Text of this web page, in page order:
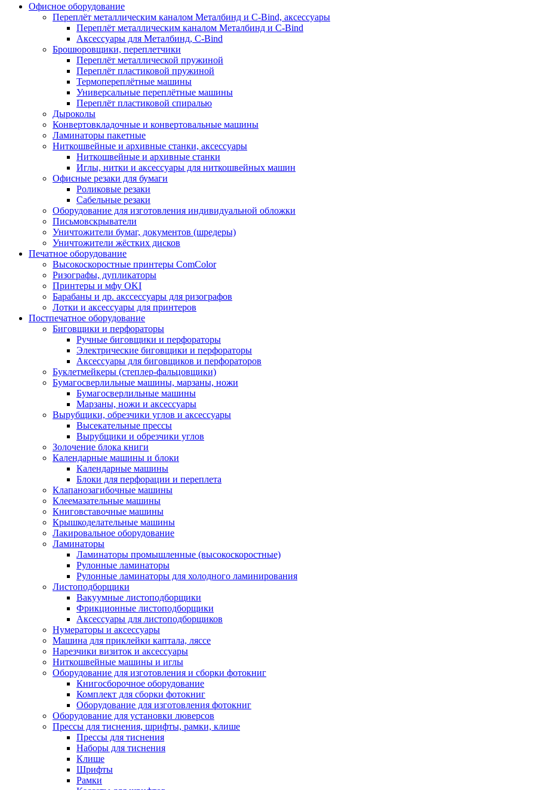
Офисное оборудование
Переплёт металлическим каналом Металбинд и C-Bind, аксессуары
Переплёт металлическим каналом Металбинд и C-Bind
Аксессуары для Металбинд, C-Bind
Брошюровщики, переплетчики
Переплёт металлической пружиной
Переплёт пластиковой пружиной
Термопереплётные машины
Универсальные переплётные машины
Переплёт пластиковой спиралью
Дыроколы
Конвертовкладочные и конвертовальные машины
Ламинаторы пакетные
Ниткошвейные и архивные станки, аксессуары
Ниткошвейные и архивные станки
Иглы, нитки и аксессуары для ниткошвейных машин
Офисные резаки для бумаги
Роликовые резаки
Сабельные резаки
Оборудование для изготовления индивидуальной обложки
Письмовскрыватели
Уничтожители бумаг, документов (шредеры)
Уничтожители жёстких дисков
Печатное оборудование
Высокоскоростные принтеры ComColor
Ризографы, дупликаторы
Принтеры и мфу OKI
Барабаны и др. акссессуары для ризографов
Лотки и аксессуары для принтеров
Постпечатное оборудование
Биговщики и перфораторы
Ручные биговщики и перфораторы
Электрические биговщики и перфораторы
Аксессуары для биговщиков и перфораторов
Буклетмейкеры (степлер-фальцовщики)
Бумагосверлильные машины, марзаны, ножи
Бумагосверлильные машины
Марзаны, ножи и аксессуары
Вырубщики, обрезчики углов и аксессуары
Высекательные прессы
Вырубщики и обрезчики углов
Золочение блока книги
Календарные машины и блоки
Календарные машины
Блоки для перфорации и переплета
Клапанозагибочные машины
Клеемазательные машины
Книговставочные машины
Крышкоделательные машины
Лакировальное оборудование
Ламинаторы
Ламинаторы промышленные (высокоскоростные)
Рулонные ламинаторы
Рулонные ламинаторы для холодного ламинирования
Листоподборщики
Вакуумные листоподборщики
Фрикционные листоподборщики
Аксессуары для листоподборщиков
Нумераторы и аксессуары
Машина для приклейки каптала, ляссе
Нарезчики визиток и аксессуары
Ниткошвейные машины и иглы
Оборудование для изготовления и сборки фотокниг
Книгосборочное оборудование
Комплект для сборки фотокниг
Оборудование для изготовления фотокниг
Оборудование для установки люверсов
Прессы для тиснения, шрифты, рамки, клише
Прессы для тиснения
Наборы для тиснения
Клише
Шрифты
Рамки